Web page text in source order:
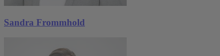
Sandra Frommhold